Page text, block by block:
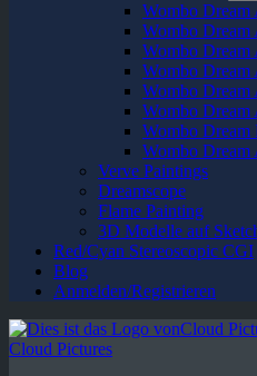
Wombo Dream
Wombo Dream
Wombo Dream
Wombo
Wombo
Wombo
Wombo
Wombo
Verve Paintings
Dreamscope
Flame Painting
3D Modelle auf
Red/Cyan Stereoscopic CGI
Blog
Anmelden/Registrieren
Cloud Pictures